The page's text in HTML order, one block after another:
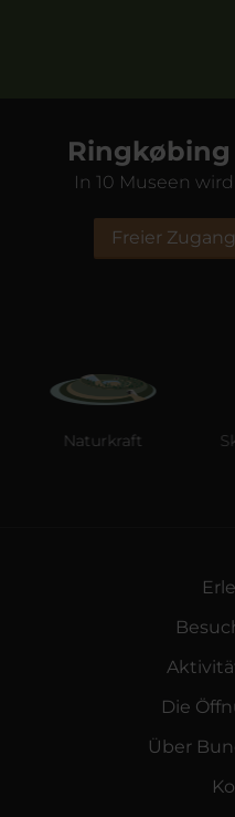
Ringkøbing
In 10 Museen
Freier
Naturkraft
Die
Über